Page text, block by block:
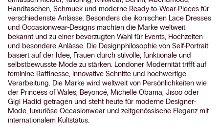
Handtaschen, Schmuck und moderne Ready-to-Wear-Pieces für
verschiedenste Anlässe. Besonders die ikonischen Lace Dresses
und Occasionwear-Designs machten die Marke weltweit
bekannt und zu einer bevorzugten Wahl für Events, Hochzeiten
und besondere Anlässe. Die Designphilosophie von Self-Portrait
basiert auf der Idee, Frauen durch stilvolle, funktionale und
selbstbewusste Mode zu stärken. Londoner Modernität trifft auf
feminine Raffinesse, innovative Schnitte und hochwertige
Verarbeitung. Die Marke wird weltweit von Persönlichkeiten wie
der Princess of Wales, Beyoncé, Michelle Obama, Jisoo oder
Gigi Hadid getragen und steht heute für moderne Designer-
Mode, luxuriöse Occasionwear und zeitgenössische Eleganz mit
internationalem Kultstatus.